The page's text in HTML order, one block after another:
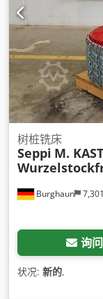
Burghaun
树桩铣床
Seppi M.
询问
状况: 新的,